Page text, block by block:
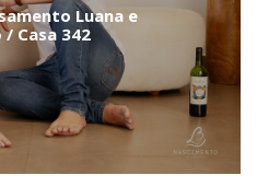
Luana e
Casa 342